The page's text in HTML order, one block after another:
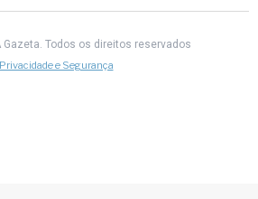
Gazeta. Todos os direitos reservados
Privacidade e Segurança